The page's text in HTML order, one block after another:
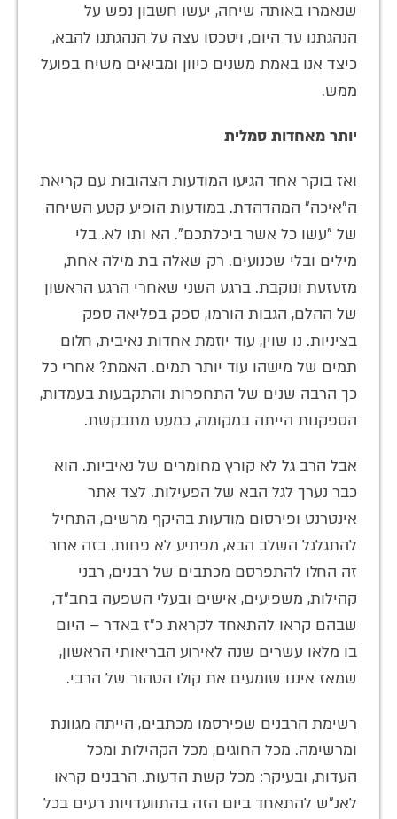
שנאמרו באותה שיחה, יעשו חשבון נפש על
הנהגתנו עד היום, ויטכסו עצה על הנהגתנו להבא,
כיצד אנו באמת משנים כיוון ומביאים משיח בפועל
ממש.
יותר מאחדות סמלית
ואז בוקר אחד הגיעו המודעות הצהובות עם קריאת
ה"איכה" המהדהדת. במודעות הופיע קטע השיחה
של "עשו כל אשר ביכלתכם". הא ותו לא. בלי
מילים ובלי שכנועים. רק שאלה בת מילה אחת,
מזעזעת ונוקבת. ברגע השני שאחרי הרגע הראשון
של ההלם, הגבות הורמו, ספק בפליאה ספק
בציניות. נו שוין, עוד יוזמת אחדות נאיבית, חלום
תמים של מישהו עוד יותר תמים. האמת? אחרי כל
כך הרבה שנים של התחפרות והתקבעות בעמדות,
הספקנות הייתה במקומה, כמעט מתבקשת.
אבל הרב גל לא קורץ מחומרים של נאיביות. הוא
כבר נערך לגל הבא של הפעילות. לצד אתר
אינטרנט ופירסום מודעות בהיקף מרשים, התחיל
להתגלגל השלב הבא, מפתיע לא פחות. בזה אחר
זה החלו להתפרסם מכתבים של רבנים, רבני
קהילות, משפיעים, אישים ובעלי השפעה בחב"ד,
שבהם קראו להתאחד לקראת כ"ז באדר – היום
בו מלאו עשרים שנה לאירוע הבריאותי הראשון,
שמאז איננו שומעים את קולו הטהור של הרבי.
רשימת הרבנים שפירסמו מכתבים, הייתה מגוונת
ומרשימה. מכל החוגים, מכל הקהילות ומכל
העדות, ובעיקר: מכל קשת הדעות. הרבנים קראו
לאנ"ש להתאחד ביום הזה בהתוועדויות רעים בכל